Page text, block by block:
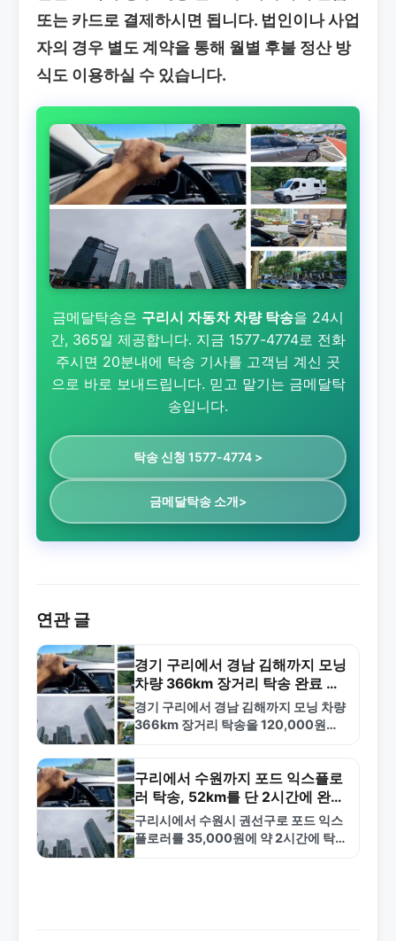
또는 카드로 결제하시면 됩니다. 법인이나 사업
자의 경우 별도 계약을 통해 월별 후불 정산 방
식도 이용하실 수 있습니다.
금메달탁송은 구리시 자동차 차량 탁송을 24시
간, 365일 제공합니다. 지금 1577-4774로 전화
주시면 20분내에 탁송 기사를 고객님 계신 곳
으로 바로 보내드립니다. 믿고 맡기는 금메달탁
송입니다.
탁송 신청 1577-4774 >
금메달탁송 소개>
연관 글
경기 구리에서 경남 김해까지 모닝
차량 366km 장거리 탁송 완료 사
례
경기 구리에서 경남 김해까지 모닝 차량
366km 장거리 탁송을 120,000원에
를…
구리에서 수원까지 포드 익스플로
러 탁송, 52km를 단 2시간에 완료
한 사례
구리시에서 수원시 권선구로 포드 익스
플로러를 35,000원에 약 2시간에 탁송